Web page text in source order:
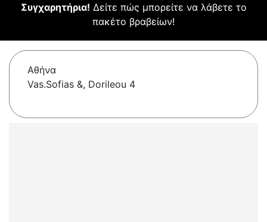
Συγχαρητήρια! Δείτε πώς μπορείτε να λάβετε το
πακέτο βραβείων!
Αθήνα
Vas.Sofias &, Dorileou 4